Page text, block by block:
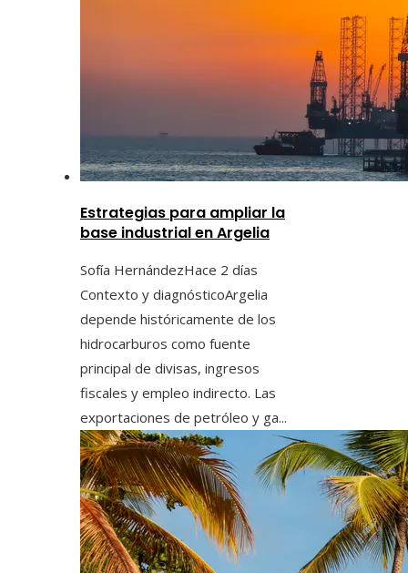
Estrategias para ampliar la
base industrial en Argelia
Sofía HernándezHace 2 días
Contexto y diagnósticoArgelia
depende históricamente de los
hidrocarburos como fuente
principal de divisas, ingresos
fiscales y empleo indirecto. Las
exportaciones de petróleo y ga...